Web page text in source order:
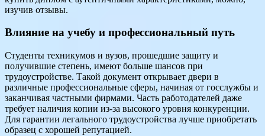
изучив отзывы.
Влияние на учебу и профессиональный путь
Студенты техникумов и вузов, прошедшие защиту и
получившие степень, имеют больше шансов при
трудоустройстве. Такой документ открывает двери в
различные профессиональные сферы, начиная от госслужбы и
заканчивая частными фирмами. Часть работодателей даже
требует наличия копии из-за высокого уровня конкуренции.
Для гарантии легального трудоустройства лучше приобретать
образец с хорошей репутацией.